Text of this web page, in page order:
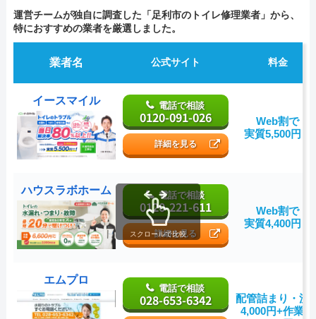
運営チームが独自に調査した「足利市のトイレ修理業者」から、
特におすすめの業者を厳選しました。
業者名 公式サイト 料金
イースマイル 電話で相談
0120-091-026
詳細を見る
Web割で
実質5,500円～
ハウスラボホーム 電話で相談
0120-221-611
詳細を見る
Web割で
実質4,400円～
エムプロ
電話で相談
028-653-6342
配管詰まり・洗
4,000円+作業費
スクロールで比較